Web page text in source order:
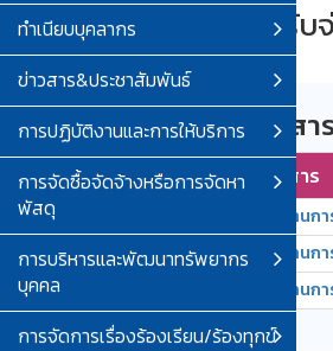
ทำเนียบบุคลากร
ข่าวสาร&ประชาสัมพันธ์
การปฏิบัติงานและการให้บริการ
การจัดซื้อจัดจ้างหรือการจัดหา
พัสดุ
การบริหารและพัฒนาทรัพยากร
บุคคล
การจัดการเรื่องร้องเรียน/ร้องทุกข์
รายงานการรั
รายการเอกส
ลำดับ ชื่อเอกสาร
รายงานก
2
รายงาน
รายงานก